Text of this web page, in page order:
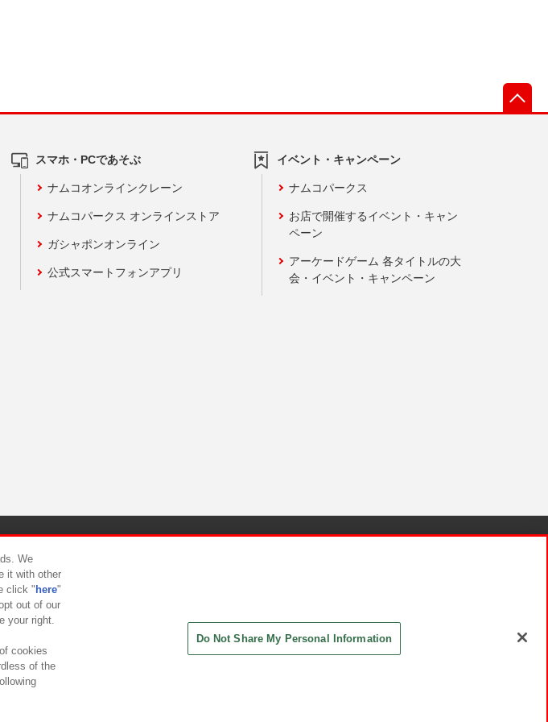
スマホ・PCであそぶ
ナムコオンラインクレーン
ナムコパークス オンラインストア
ガシャポンオンライン
公式スマートフォンアプリ
イベント・キャンペーン
ナムコパークス
お店で開催するイベント・キャン
ペーン
アーケードゲーム 各タイトルの大
会・イベント・キャンペーン
ト対応方針
We
it with other
click " here"
out of our
your right.
cookies
of the
Do Not Share My Personal Information